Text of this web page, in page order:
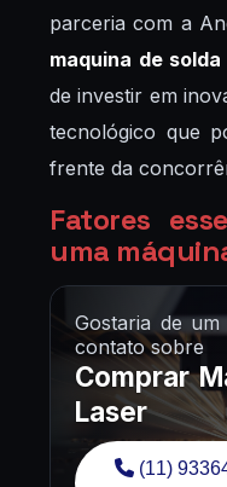
parceria com a
maquina de
de investir em
tecnológico que
frente da
Fatores
uma
Gostaria de
contato sobre
Comprar
Laser
(11)